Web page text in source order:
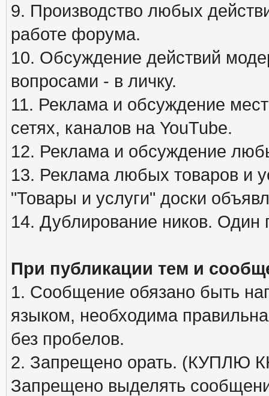
9. Производство любых
работе форума.
10. Обсуждение действий
вопросами - в личку.
11. Реклама и обсуждение
сетях, каналов на YouTube.
12. Реклама и обсуждение
13. Реклама любых товаров и
"Товары и услуги" доски
14. Дублирование ников. Один
При публикации тем и
1. Сообщение обязано быть
языком, необходима
без пробелов.
2. Запрещено орать. (КУПЛЮ
Запрещено выделять